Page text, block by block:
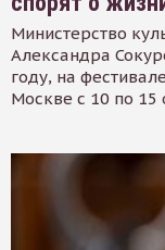
Министерство
Александра
году, на
Москве с 10 по 15